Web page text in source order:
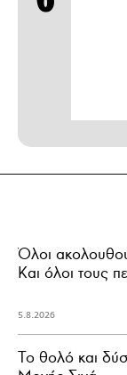
Όλοι
Και όλοι τους
5.8.2026
Το θολό και